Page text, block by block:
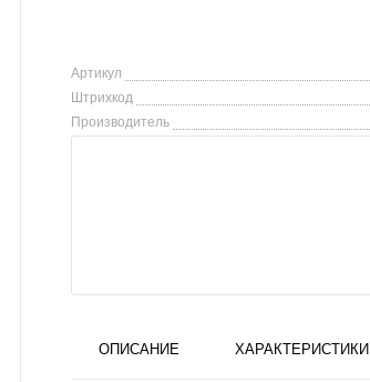
Артикул
Штрихкод
Производитель
ОПИСАНИЕ ХАРАКТЕРИСТИКИ